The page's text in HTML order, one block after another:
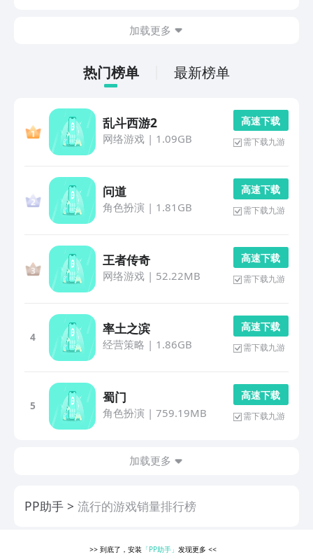
加载更多
热门榜单 最新榜单
乱斗西游2
网络游戏| 1.09GB
高 速 下 载
需下载九游
问道
角色扮演 | 1.81GB
高 速 下 载
需下载九游
王者传奇
网络游戏| 52.22MB
高 速 下 载
需下载九游
4
率土之滨
经营策略 | 1.86GB
高 速 下 载
需下载九游
5
蜀门
角色扮演 | 759.19MB
高 速 下 载
需下载九游
加载更多
PP助手 流行的游戏销量排行榜
>> 到底了，安装 「PP助手」 发现更多<<